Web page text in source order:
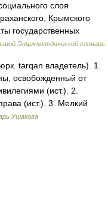
слоя
Крымского
государственных
Энциклопедический словарь
tarqan владетель). 1.
освобожденный от
(ист.). 2.
(ист.). 3. Мелкий
Ушакова